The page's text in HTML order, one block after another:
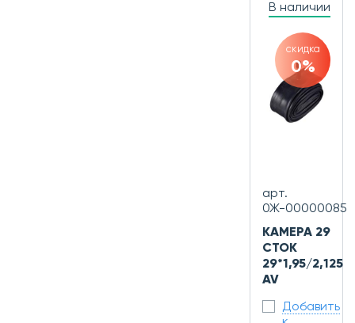
В наличии
скидка
0%
арт.
0Ж-00000085
КАМЕРА 29
СТОК
29*1,95/2,125
AV
Добавить